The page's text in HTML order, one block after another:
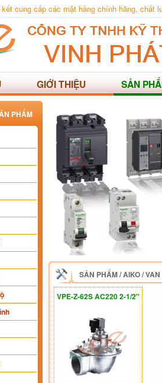
cung cấp các mặt hàng chính hãng, chất
GIỚI THIỆU SẢN
PHẨM
SẢN PHẨM/AIKO/VAN
VPE-Z-62S AC220 2-1/2"